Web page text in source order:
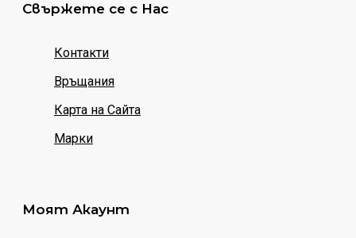
Свържете се с Нас
Контакти
Връщания
Карта на Сайта
Марки
Моят Акаунт